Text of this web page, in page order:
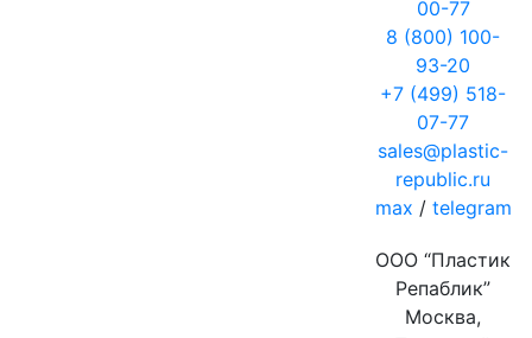
00-77
8 (800) 100-
93-20
+7 (499) 518-
07-77
sales@plastic-
republic.ru
max / telegram
ООО “Пластик
Репаблик”
Москва,